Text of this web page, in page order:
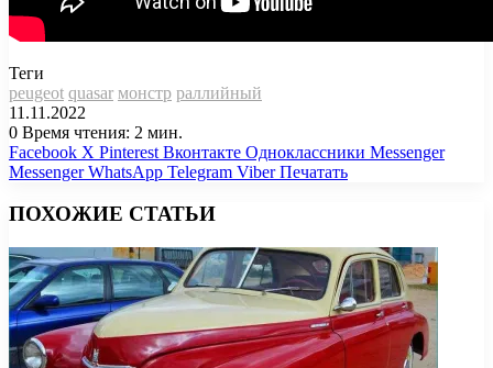
Теги
peugeot quasar монстр раллийный
11.11.2022
0 Время чтения: 2 мин.
Facebook X Pinterest Вконтакте Одноклассники Messenger
Messenger WhatsApp Telegram Viber Печатать
ПОХОЖИЕ СТАТЬИ